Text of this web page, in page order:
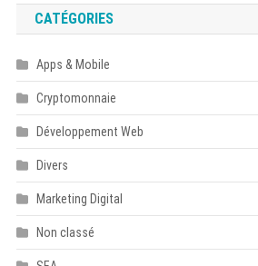
CATÉGORIES
Apps & Mobile
Cryptomonnaie
Développement Web
Divers
Marketing Digital
Non classé